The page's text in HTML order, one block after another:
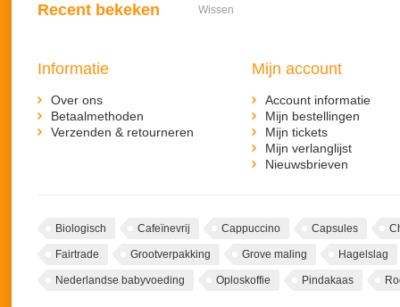
Recent bekeken Wissen
Informatie
Over ons
Betaalmethoden
Verzenden & retourneren
Mijn account
Account informatie
Mijn bestellingen
Mijn tickets
Mijn verlanglijst
Nieuwsbrieven
Biologisch Cafeïnevrij Cappuccino Capsules
Fairtrade Grootverpakking Grove maling Hagelslag
Nederlandse babyvoeding Oploskoffie Pindakaas